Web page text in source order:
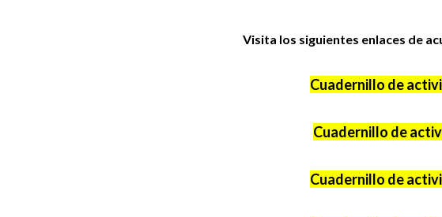
Visita los siguientes enlaces de
Cuadernillo de
Cuadernillo de
Cuadernillo de